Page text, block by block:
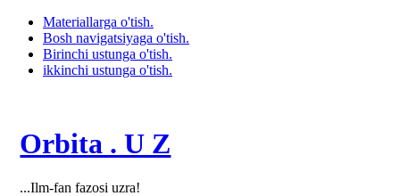
Materiallarga o'tish.
Bosh navigatsiyaga o'tish.
Birinchi ustunga o'tish.
ikkinchi ustunga o'tish.
Orbita . U Z
...Ilm-fan fazosi uzra!